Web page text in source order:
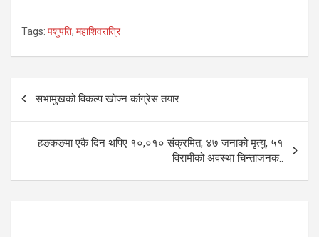
Tags: पशुपति, महाशिवरात्रि
Post
navigation
सभामुखको विकल्प खोज्न कांग्रेस तयार
हङकङमा एकै दिन थपिए १०,०१० संक्रमित, ४७ जनाको मृत्यु, ५१
विरामीको अवस्था चिन्ताजनक..